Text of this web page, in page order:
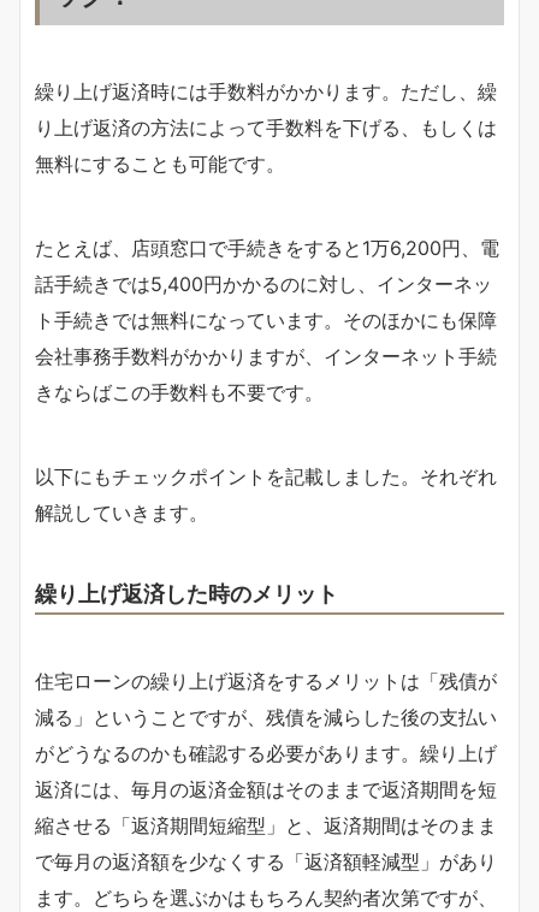
繰り上げ返済時には手数料がかかります。ただし、繰
り上げ返済の方法によって手数料を下げる、もしくは
無料にすることも可能です。
たとえば、店頭窓口で手続きをすると1万6,200円、電
話手続きでは5,400円かかるのに対し、インターネッ
ト手続きでは無料になっています。そのほかにも保障
会社事務手数料がかかりますが、インターネット手続
きならばこの手数料も不要です。
以下にもチェックポイントを記載しました。それぞれ
解説していきます。
繰り上げ返済した時のメリット
住宅ローンの繰り上げ返済をするメリットは「残債が
減る」ということですが、残債を減らした後の支払い
がどうなるのかも確認する必要があります。繰り上げ
返済には、毎月の返済金額はそのままで返済期間を短
縮させる「返済期間短縮型」と、返済期間はそのまま
で毎月の返済額を少なくする「返済額軽減型」があり
ます。どちらを選ぶかはもちろん契約者次第ですが、